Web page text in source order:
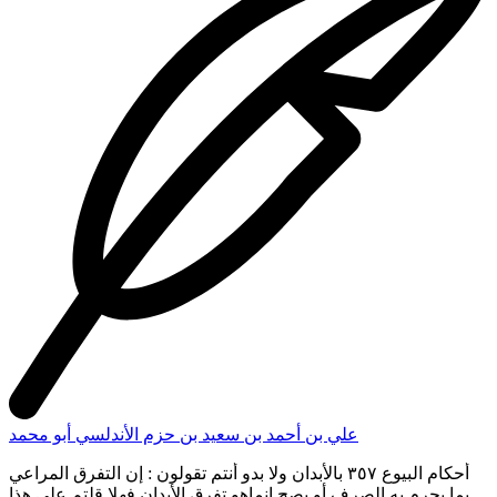
بالبيع وجب عليه البيع ، والصحيح عن شريح هو موافقة الحق كما
أوردنا قبل من رواية أبي الضحى . وابن سيرين عنه، ولعمرى أن قول
ابراهيم ليخرج على أنه عنى كل صفقة غير البيع لكن الاجارة .
والنكاح. والهبات فهذا ممكن لانه لم يذكر البيع أصلا فحصلوا بلاسلف
، وقوله : البيع جائز وان لم يتفرقا صحيح وما قلنا : انه غير جائز ولا
قال ، هو : انه لازم وانما قال : انه جائز . قالا بو محمد : و م و هوا
بتمويهات في غاية الفساد، منها أنهم قالوا: معنى التفرق أي بالكلام
فقلنا : لو كان كما يقولون لكان موافقا لقولنا ومخالفا لقولكم لان
قول المتبايعين آخذه بعشرة فيقول الآخر : لا ولكن بعشرين لاشك
عند كل ذي حس سليم أنهما متفرقان بالكلام فاذا قال أحدهما
بخمسة عشر وقال الآخر : نعم قد بعتكه بخمسة عشر فالآن اتفقا
ولم يتفرقا فالآن وجب الخيار لهما اذلم يتفرقا بنص الحديث فاذهبوا
كيف شئتم من عارض الحق بلج (۱) وافتضح ، وأيضا فنقول لهم:
قولكم . التفرق بالكلام كذب ودعوى بلا برهان لا يحل القول بهما في
الدين ، وأيضا فرواية الليث عن نافع عن ابن عمر التي أوردنا رافعة
لكل شغب ومبينة أنه التفرق عن المكان بالأبدان ولابد ، وقال بعضهم
: معنى المتبايعين ههنا انما هما (۲) المتساومان كما سمي الذبيح و لم
يذبح وقال (1) بلج الرجل بلوجا وتبليجا أعيا (٢) في النسخة رقم ١٤ (
انهماء
علي بن أحمد بن سعيد بن حزم الأندلسي أبو محمد
أحكام البيوع
٣٥٧ بالأبدان ولا بدو أنتم تقولون : إن التفرق المراعي